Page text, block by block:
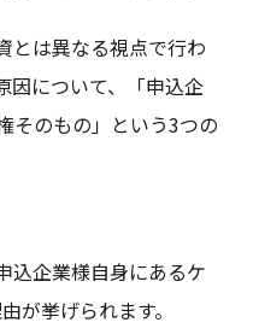
とは異なる視点で行わ
因について、「申込企
そのもの」という3つの
込企業様自身にあるケ
が挙げられます。